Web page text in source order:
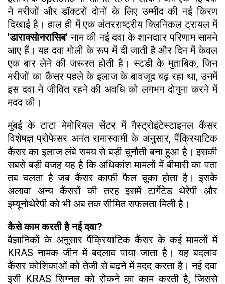
ने मरीजों और डॉक्टरों दोनों के लिए उम्मीद की नई किरण
दिखाई है। हाल ही में एक अंतरराष्ट्रीय क्लिनिकल ट्रायल में
'डाराक्सोनरासिब' नाम की नई दवा के शानदाार परिणाम सामने
आए हैं। यह दवा गोली के रूप में दी जाती है और दिन में केवल
एक बार लेने की जरूरत होती है। स्टडी के मुताबिक, जिन
मरीजों का कैंसर पहले के इलाज के बावजूद बढ़ रहा था, उनमें
इस दवा ने जीवित रहने की अवधि को लगभग दोगुना करने में
मदद की।
मुंबई के टाटा मेमोरियल सेंटर में गैस्ट्रोइंटेस्टाइनल कैंसर
विशेषज्ञ प्रोफेसर अनंत रामास्वामी के अनुसार, पैंक्रियाटिक
कैंसर का इलाज लंबे समय से बड़ी चुनौती बना हुआ है। इसकी
सबसे बड़ी वजह यह है कि अधिकांश मामलों में बीमारी का पता
तब चलता है जब कैंसर काफी फैल चुका होता है। इसके
अलावा अन्य कैंसरों की तरह इसमें टार्गेटेड थेरेपी और
इम्यूनोथेरेपी को भी अब तक सीमित सफलता मिली है।
कैसे काम करती है नई दवा?
वैज्ञानिकों के अनुसार पैंक्रियाटिक कैंसर के कई मामलों में
KRAS नामक जीन में बदलाव पाया जाता है। यह बदलाव
कैंसर कोशिकाओं को तेजी से बढ़ने में मदद करता है। नई दवा
इसी KRAS सिग्नल को रोकने का काम करती है, जिससे